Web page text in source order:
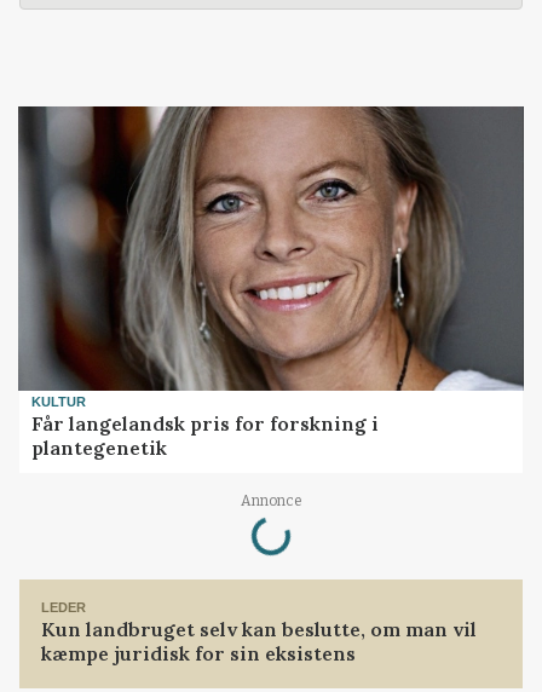
KULTUR
Får langelandsk pris for forskning i
plantegenetik
Annonce
Loading...
LEDER
Kun landbruget selv kan beslutte, om man vil
kæmpe juridisk for sin eksistens